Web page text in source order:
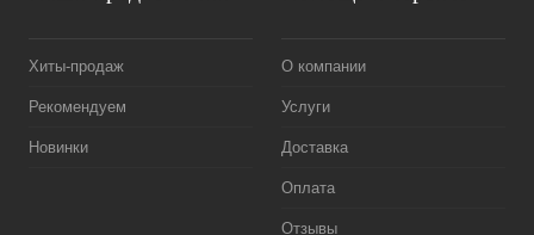
Хиты-продаж
Рекомендуем
Новинки
О компании
Услуги
Доставка
Оплата
Отзывы